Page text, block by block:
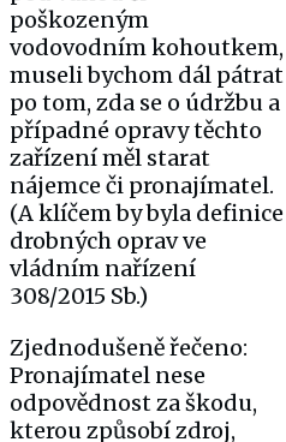
poškozeným
vodovodním kohoutkem,
museli bychom dál pátrat
po tom, zda se o údržbu a
případné opravy těchto
zařízení měl starat
nájemce či pronajímatel.
(A klíčem by byla definice
drobných oprav ve
vládním nařízení
308/2015 Sb.)
Zjednodušeně řečeno:
Pronajímatel nese
odpovědnost za škodu,
kterou způsobí zdroj,